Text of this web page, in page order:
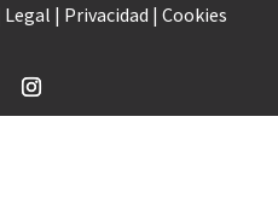
Legal | Privacidad | Cookies